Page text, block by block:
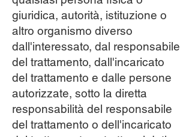
giuridica, autorità, istituzione o
altro organismo diverso
dall'interessato, dal responsabile
del trattamento, dall'incaricato
del trattamento e dalle persone
autorizzate, sotto la diretta
responsabilità del responsabile
del trattamento o dell'incaricato